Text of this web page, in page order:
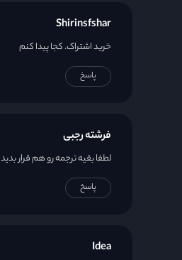
قسمت 59
قسمت 60
قسمت 62
قسمت 63
Shirinsfshar
خرید اشتراک. کجا پیدا کنم
پاسخ
فرشته رجبی
لطفا بقیه ترجمه رو هم قرار بدید
پاسخ
Idea